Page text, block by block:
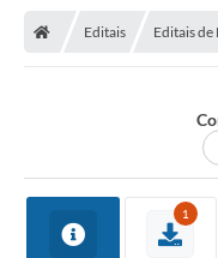
Editais Editais de
1